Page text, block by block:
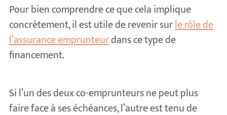
Pour bien comprendre ce que cela implique
concrètement, il est utile de revenir surle rôle de
l’assurance emprunteurdans ce type de
financement.
Si l’un des deux co-emprunteurs ne peut plus
faire face à ses échéances, l’autre est tenu de